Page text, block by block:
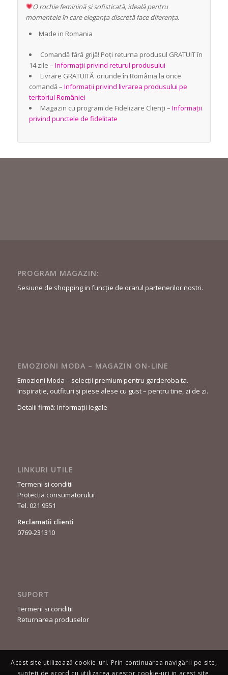
O rochie feminină și sofisticată, ideală pentru
momentele în care eleganța discretă face diferența.
Made in Romania
Comandă fără grijă! Poți returna produsul GRATUIT în
14 zile – Informații privind returul produsului
Livrare GRATUITĂ oriunde în România la orice
comandă – Informații privind livrarea produsului pe
teritoriul României
Magazin cu program de Fidelizare Clienți – Informații
privind punctele de fidelitate
PROGRAM MAGAZIN:
Sesiune de shopping in funcție de orarul partenerilor nostri.
EMOZIONI MODA – MAGAZIN ON-LINE
Emozioni Moda – selecții premium pentru garderoba ta.
Inspirație, outfituri și piese alese cu gust – pentru tine, zi de zi.
Detalii firmă: Informații legale
LINKURI UTILE
Termeni si conditii
Protectia consumatorului
Tel. 021 9551
Reclamatii clienti
0769-231310
SUPORT
Termeni si conditii
Returnarea produselor
Acest site utilizează cookie-uri. Prin continuarea navigării pe site,